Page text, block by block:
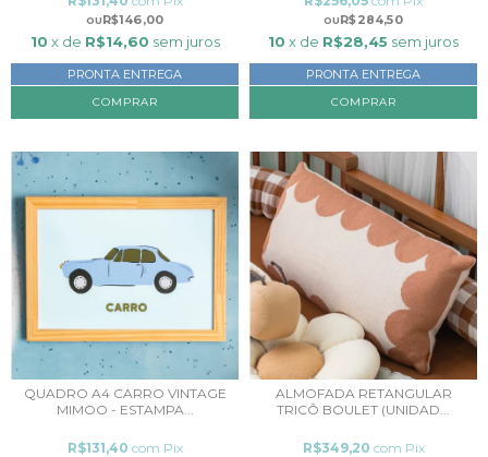
R$146,00
10 x de R$14,60 sem juros
PRONTA ENTREGA
COMPRAR
R$284,50
10 x de R$28,45 sem juros
PRONTA ENTREGA
QUADRO A4 CARRO VINTAGE
MIMOO - ESTAMPA...
R$131,40 com Pix
ALMOFADA RETANGULAR
TRICÔ BOULET (UNIDAD...
R$349,20 com Pix